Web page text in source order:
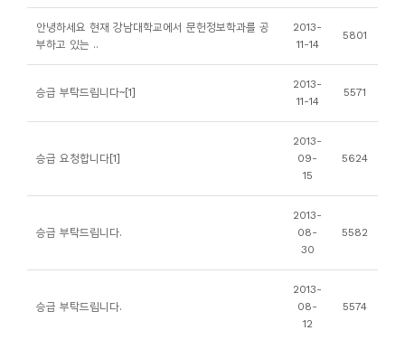
안녕하세요 현재 강남대학교에서 문헌정보학과를 공
부하고 있는 ..
2013-
11-14
5801
승급 부탁드립니다~[1]
2013-
11-14
5571
승급 요청합니다[1]
2013-
09-
15
5624
승급 부탁드립니다.
2013-
08-
30
5582
승급 부탁드립니다.
2013-
08-
12
5574
자
실